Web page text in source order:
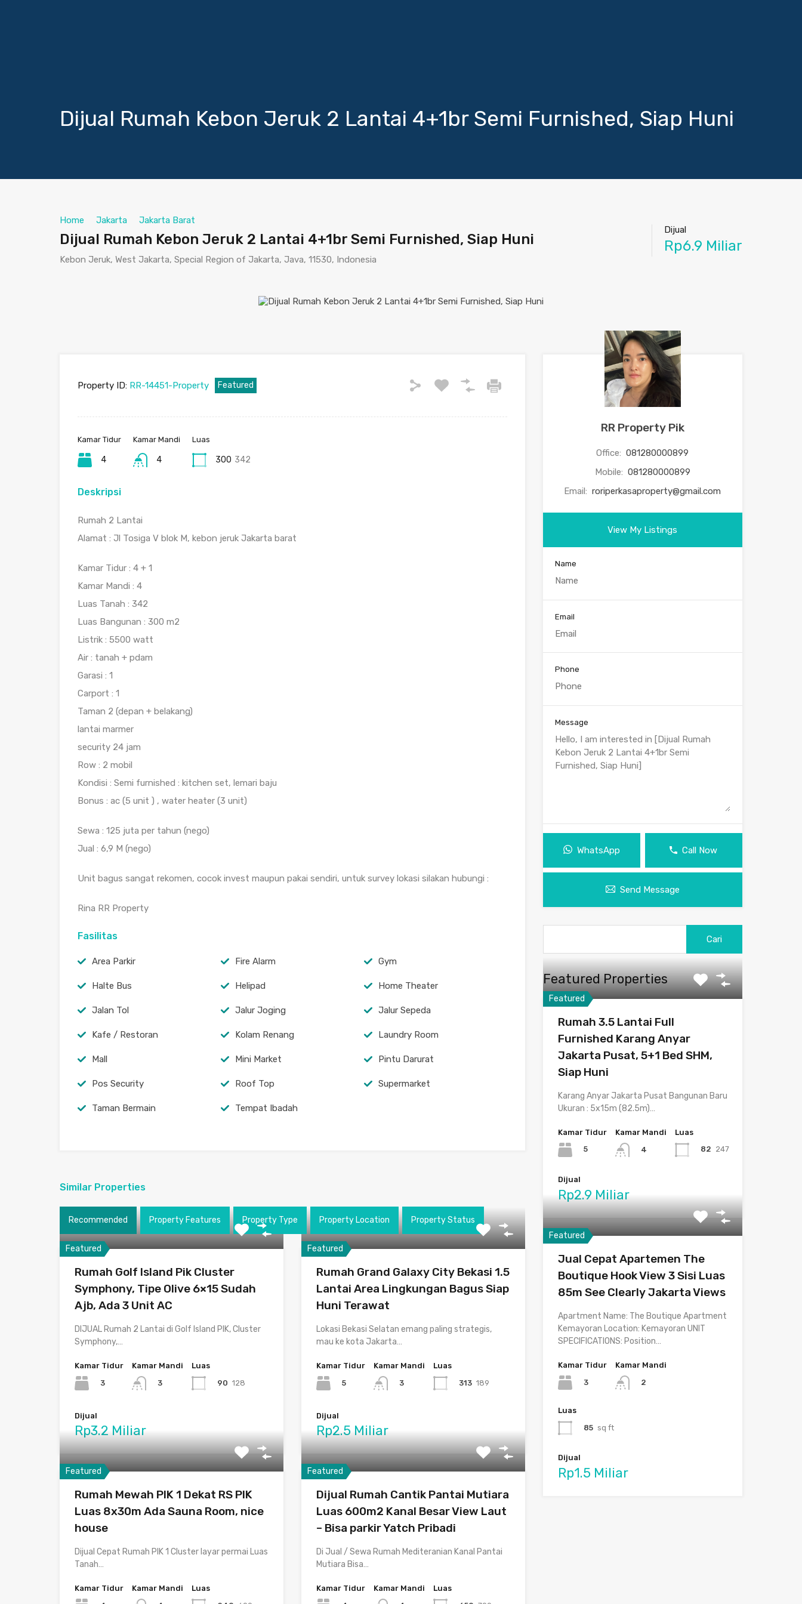
Dijual Rumah Kebon Jeruk 2 Lantai 4+1br Semi Furnished, Siap Huni
Home Jakarta Jakarta Barat
Dijual Rumah Kebon Jeruk 2 Lantai 4+1br Semi Furnished, Siap Huni
Kebon Jeruk, West Jakarta, Special Region of Jakarta, Java, 11530, Indonesia
Dijual
Rp6.9 Miliar
Property ID: RR-14451-Property Featured
Kamar Tidur
4
Kamar Mandi
4
Luas
300 342
Deskripsi
Rumah 2 Lantai
Alamat : Jl Tosiga V blok M, kebon jeruk Jakarta barat
Kamar Tidur : 4 + 1
Kamar Mandi : 4
Luas Tanah : 342
Luas Bangunan : 300 m2
Listrik : 5500 watt
Air : tanah + pdam
Garasi : 1
Carport : 1
Taman 2 (depan + belakang)
lantai marmer
security 24 jam
Row : 2 mobil
Kondisi : Semi furnished : kitchen set, lemari baju
Bonus : ac (5 unit ) , water heater (3 unit)
Sewa : 125 juta per tahun (nego)
Jual : 6,9 M (nego)
Unit bagus sangat rekomen, cocok invest maupun pakai sendiri, untuk survey lokasi silakan hubungi :
Rina RR Property
Fasilitas
Area Parkir Fire Alarm Gym
Halte Bus Helipad Home Theater
Jalan Tol Jalur Joging Jalur Sepeda
Kafe / Restoran Kolam Renang Laundry Room
Mall Mini Market Pintu Darurat
Pos Security Roof Top Supermarket
Taman Bermain Tempat Ibadah
Similar Properties
Recommended Property Features Property Type Property Location Property Status
Featured
Rumah Golf Island Pik Cluster
Symphony, Tipe Olive 6×15 Sudah
Ajb, Ada 3 Unit AC
DIJUAL Rumah 2 Lantai di Golf Island PIK, Cluster
Symphony,…
Kamar Tidur
3
Kamar Mandi
3
Luas
90 128
Dijual
Rp3.2 Miliar
Featured
Rumah Grand Galaxy City Bekasi 1.5
Lantai Area Lingkungan Bagus Siap
Huni Terawat
Lokasi Bekasi Selatan emang paling strategis,
mau ke kota Jakarta…
Kamar Tidur
5
Kamar Mandi
3
Luas
313 189
Dijual
Rp2.5 Miliar
Featured
Rumah Mewah PIK 1 Dekat RS PIK
Luas 8x30m Ada Sauna Room, nice
house
Dijual Cepat Rumah PIK 1 Cluster layar permai Luas
Tanah…
Kamar Tidur
Kamar Mandi
Luas
Featured
Dijual Rumah Cantik Pantai Mutiara
Luas 600m2 Kanal Besar View Laut
– Bisa parkir Yatch Pribadi
Di Jual / Sewa Rumah Mediteranian Kanal Pantai
Mutiara Bisa…
Kamar Tidur
Kamar Mandi
Luas
RR Property Pik
Office: 081280000899
Mobile: 081280000899
Email: roriperkasaproperty@gmail.com
View My Listings
Name
Email
Phone
Message
WhatsApp Call Now
Send Message
untuk:
Featured Properties
Featured
Rumah 3.5 Lantai Full
Furnished Karang Anyar
Jakarta Pusat, 5+1 Bed SHM,
Siap Huni
Karang Anyar Jakarta Pusat Bangunan Baru
Ukuran : 5x15m (82.5m)…
Kamar Tidur
5
Kamar Mandi
4
Luas
82 247
Dijual
Rp2.9 Miliar
Featured
Jual Cepat Apartemen The
Boutique Hook View 3 Sisi Luas
85m See Clearly Jakarta Views
Apartment Name: The Boutique Apartment
Kemayoran Location: Kemayoran UNIT
SPECIFICATIONS: Position…
Kamar Tidur
3
Kamar Mandi
2
Luas
85 sq ft
Dijual
Rp1.5 Miliar